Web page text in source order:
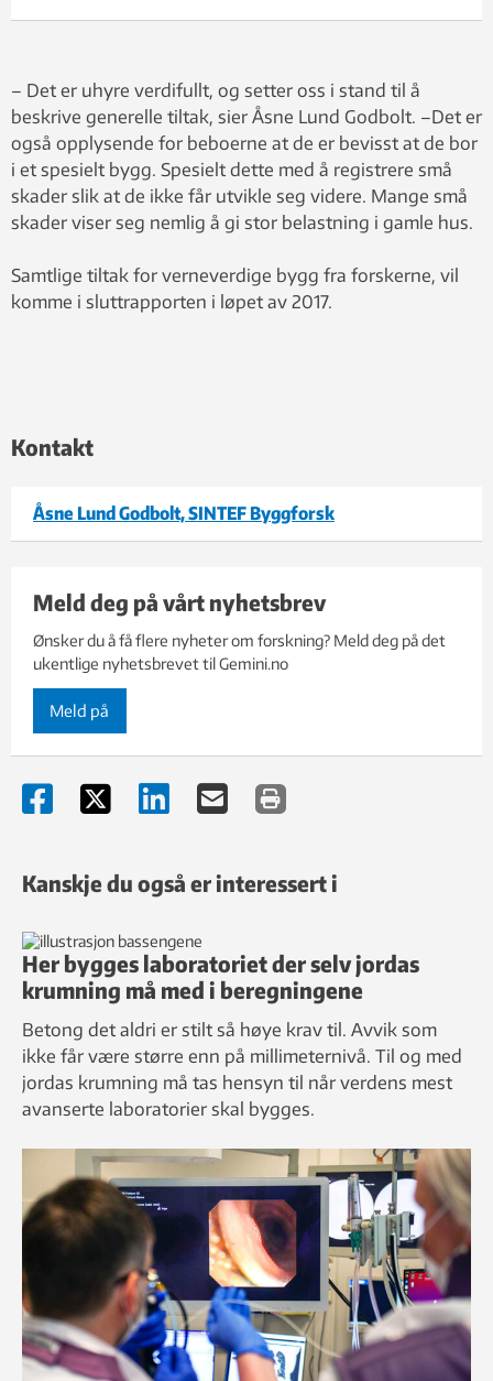
– Det er uhyre verdifullt, og setter oss i stand til å
beskrive generelle tiltak, sier Åsne Lund Godbolt. –Det er
også opplysende for beboerne at de er bevisst at de bor
i et spesielt bygg. Spesielt dette med å registrere små
skader slik at de ikke får utvikle seg videre. Mange små
skader viser seg nemlig å gi stor belastning i gamle hus.
Samtlige tiltak for verneverdige bygg fra forskerne, vil
komme i sluttrapporten i løpet av 2017.
Kontakt
Åsne Lund Godbolt, SINTEF Byggforsk
Meld deg på vårt nyhetsbrev
Ønsker du å få flere nyheter om forskning? Meld deg på det
ukentlige nyhetsbrevet til Gemini.no
Meld på
Kanskje du også er interessert i
Her bygges laboratoriet der selv jordas
krumning må med i beregningene
Betong det aldri er stilt så høye krav til. Avvik som
ikke får være større enn på millimeternivå. Til og med
jordas krumning må tas hensyn til når verdens mest
avanserte laboratorier skal bygges.